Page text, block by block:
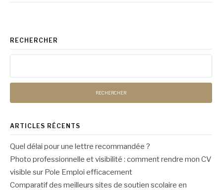
RECHERCHER
ARTICLES RÉCENTS
Quel délai pour une lettre recommandée ?
Photo professionnelle et visibilité : comment rendre mon CV
visible sur Pole Emploi efficacement
Comparatif des meilleurs sites de soutien scolaire en